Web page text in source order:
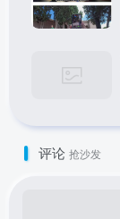
评论 抢沙发